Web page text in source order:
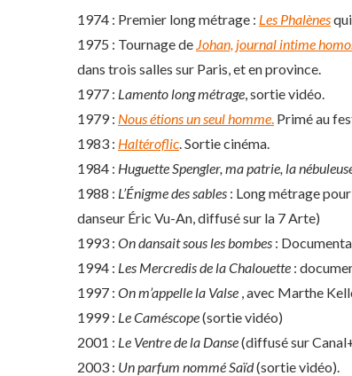
1974 : Premier long métrage : Les Phalènes
1975 : Tournage de Johan, journal intime
dans trois salles sur Paris, et en province.
1977 : Lamento long métrage, sortie vidéo.
1979 : Nous étions un seul homme. Primé au
1983 : Haltéroflic. Sortie cinéma.
1984 : Huguette Spengler, ma patrie, la
1988 : L’Énigme des sables : Long métrage
danseur Éric Vu-An, diffusé sur la 7 Arte)
1993 : On dansait sous les bombes :
1994 : Les Mercredis de la Chalouette :
1997 : On m’appelle la Valse , avec Marthe
1999 : Le Caméscope(sortie vidéo)
2001 : Le Ventre de la Danse(diffusé sur
2003 : Un parfum nommé Saïd(sortie vidéo).